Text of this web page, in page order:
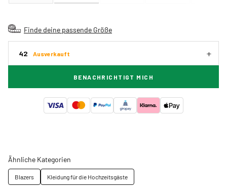
Finde deine passende Größe
42 Ausverkauft
BENACHRICHTIGT MICH
Ähnliche Kategorien
Blazers Kleidung für die Hochzeitsgäste